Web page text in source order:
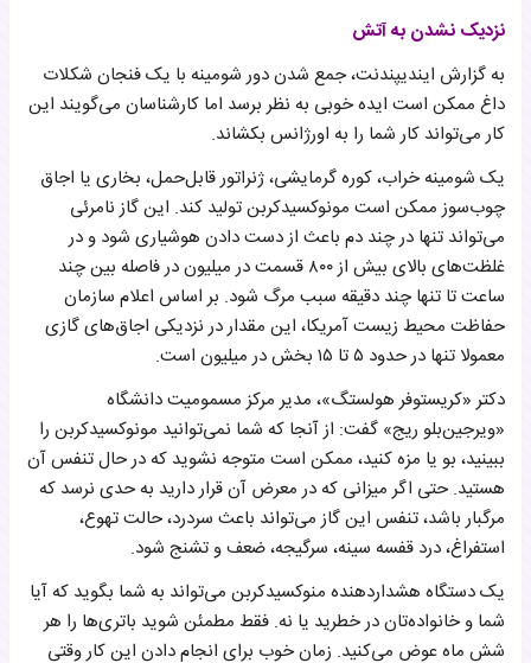
نزدیک نشدن به آتش
به گزارش ایندیپندنت، جمع شدن دور شومینه با یک فنجان شکلات
داغ ممکن است ایده خوبی به نظر برسد اما کارشناسان می‌گویند این
کار می‌تواند کار شما را به اورژانس بکشاند.
یک شومینه خراب، کوره گرمایشی، ژنراتور قابل‌حمل، بخاری یا اجاق
چوب‌سوز ممکن است مونوکسیدکربن تولید کند. این گاز نامرئی
می‌تواند تنها در چند دم باعث از دست دادن هوشیاری شود و در
غلظت‌های بالای بیش از ۸۰۰ قسمت در میلیون در فاصله بین چند
ساعت تا تنها چند دقیقه سبب مرگ شود. بر اساس اعلام سازمان
حفاظت محیط زیست آمریکا، این مقدار در نزدیکی اجاق‌های گازی
معمولا تنها در حدود ۵ تا ۱۵ بخش در میلیون‌ است.
دکتر «کریستوفر هولستگ»، مدیر مرکز مسمومیت دانشگاه
«ویرجین‌بلو ریج» گفت: از آنجا که شما نمی‌توانید مونوکسیدکربن را
ببینید، بو یا مزه کنید، ممکن است متوجه نشوید که در حال تنفس آن
هستید. حتی اگر میزانی که در معرض آن قرار دارید به حدی نرسد که
مرگبار باشد، تنفس این گاز می‌تواند باعث سردرد، حالت تهوع،
استفراغ، درد قفسه سینه، سرگیجه، ضعف و تشنج شود.
یک دستگاه هشداردهنده منوکسیدکربن می‌تواند به شما بگوید که آیا
شما و خانواده‌تان در خطرید یا نه. فقط مطمئن شوید باتری‌ها را هر
شش ماه عوض می‌کنید. زمان خوب برای انجام دادن این کار وقتی